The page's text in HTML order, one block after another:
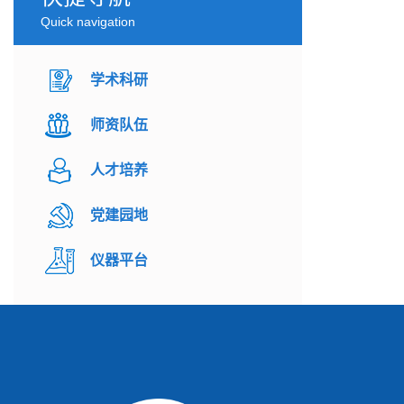
Quick navigation
学术科研
师资队伍
人才培养
党建园地
仪器平台